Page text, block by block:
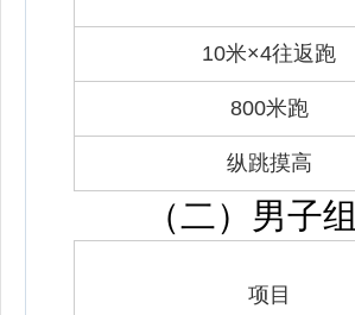
10米×4往返跑
800米跑
纵跳摸高
（二）男子组
项目